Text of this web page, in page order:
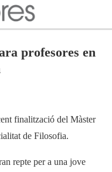
profesores en
finalització del Màster
de Filosofia.
repte per a una jove